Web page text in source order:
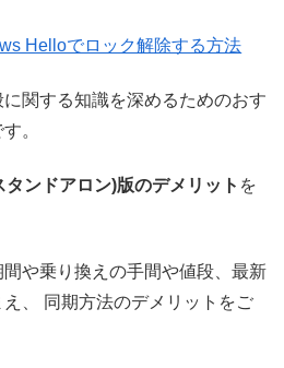
Helloでロック解除する方法
関する知識を深めるためのおす
。
ンドアロン)版のデメリット を
や乗り換えの手間や値段、最新
、 同期方法のデメリットをご